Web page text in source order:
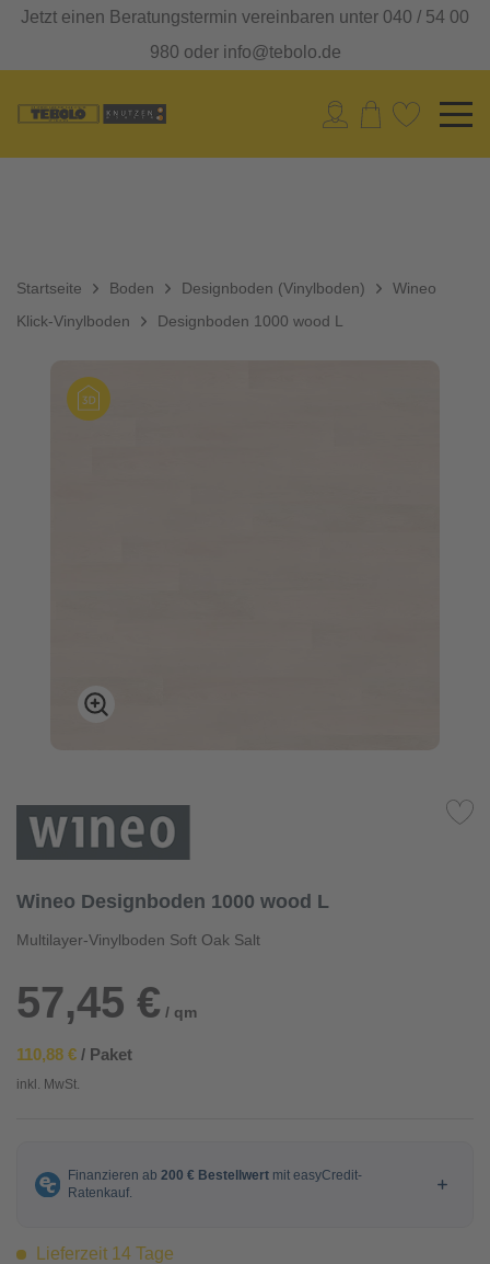
Jetzt einen Beratungstermin vereinbaren unter 040 / 54 00
980 oder info@tebolo.de
Startseite Boden
Designboden (Vinylboden)
Klick-Vinylboden
Wineo
Designboden 1000 wood L
Wineo Designboden 1000 wood L
Multilayer-Vinylboden Soft Oak Salt
57,45 € / qm
110,88 € / Paket
inkl. MwSt.
Lieferzeit 14 Tage